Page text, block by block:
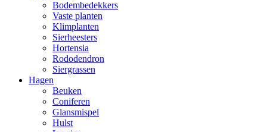
Bodembedekkers
Vaste planten
Klimplanten
Sierheesters
Hortensia
Rododendron
Siergrassen
Hagen
Beuken
Coniferen
Glansmispel
Hulst